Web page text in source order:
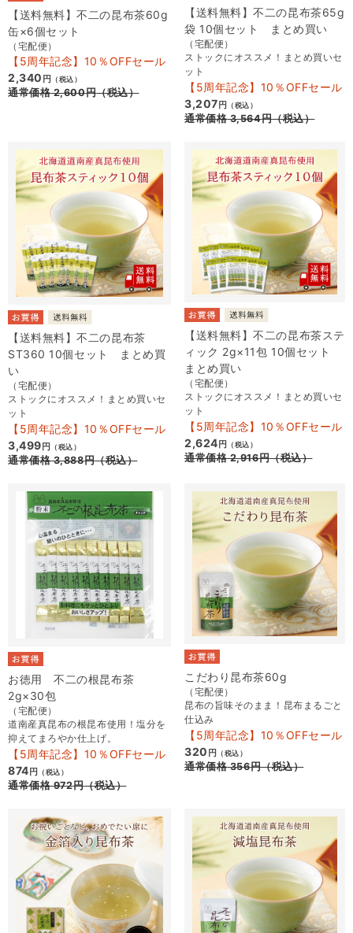
【送料無料】不二の昆布茶60g
缶×6個セット
（宅配便）
【5周年記念】10％OFFセール
2,340 円 （税込）
通常価格2,600円（税込）
【送料無料】不二の昆布茶65g
袋 10個セット まとめ買い
（宅配便）
ストックにオススメ！まとめ買いセ
ット
【5周年記念】10％OFFセール
3,207 円 （税込）
通常価格3,564円（税込）
【送料無料】不二の昆布茶
ST360 10個セット まとめ買
い
（宅配便）
ストックにオススメ！まとめ買いセ
ット
【5周年記念】10％OFFセール
3,499 円 （税込）
通常価格3,888円（税込）
【送料無料】不二の昆布茶ステ
ィック 2g×11包 10個セット
まとめ買い
（宅配便）
ストックにオススメ！まとめ買いセ
ット
【5周年記念】10％OFFセール
2,624 円 （税込）
通常価格2,916円（税込）
お徳用 不二の根昆布茶
2g×30包
（宅配便）
道南産真昆布の根昆布使用！塩分を
抑えてまろやか仕上げ。
【5周年記念】10％OFFセール
874 円 （税込）
通常価格972円（税込）
こだわり昆布茶60g
（宅配便）
昆布の旨味そのまま！昆布まるごと
仕込み
【5周年記念】10％OFFセール
320 円 （税込）
通常価格356円（税込）